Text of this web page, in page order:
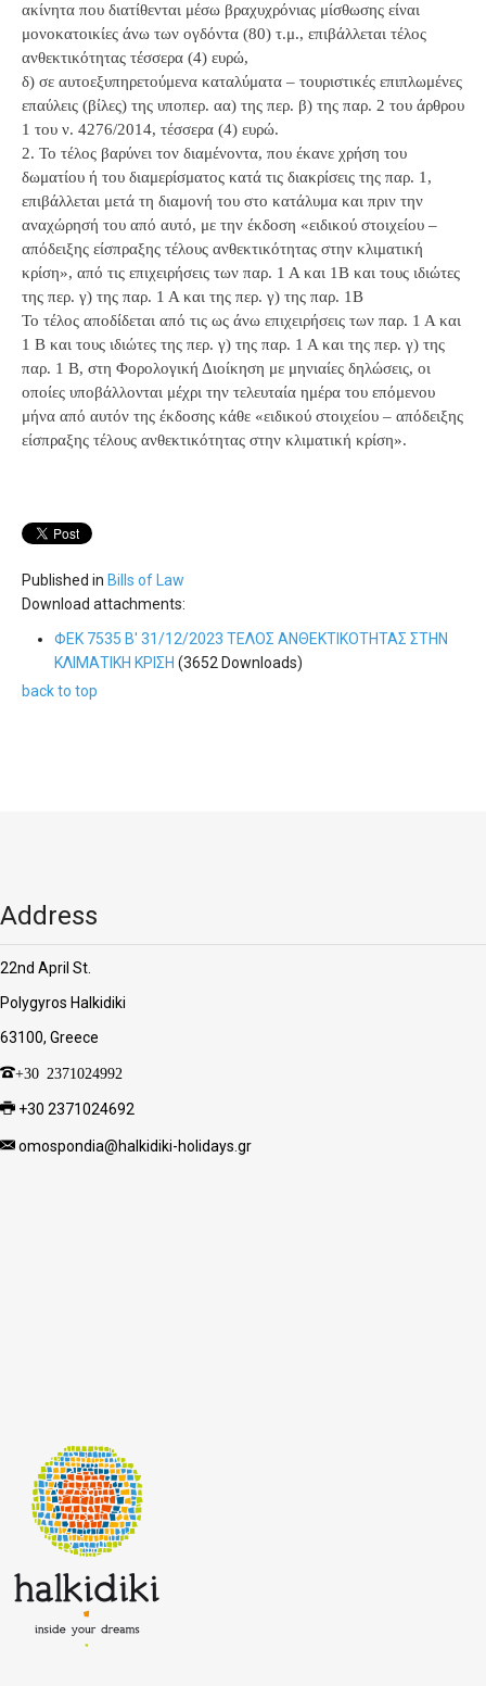
ακίνητα που διατίθενται μέσω βραχυχρόνιας μίσθωσης είναι
μονοκατοικίες άνω των ογδόντα (80) τ.μ., επιβάλλεται τέλος
ανθεκτικότητας τέσσερα (4) ευρώ,
δ) σε αυτοεξυπηρετούμενα καταλύματα – τουριστικές επιπλωμένες
επαύλεις (βίλες) της υποπερ. αα) της περ. β) της παρ. 2 του άρθρου
1 του ν. 4276/2014, τέσσερα (4) ευρώ.
2. Το τέλος βαρύνει τον διαμένοντα, που έκανε χρήση του
δωματίου ή του διαμερίσματος κατά τις διακρίσεις της παρ. 1,
επιβάλλεται μετά τη διαμονή του στο κατάλυμα και πριν την
αναχώρησή του από αυτό, με την έκδοση «ειδικού στοιχείου –
απόδειξης είσπραξης τέλους ανθεκτικότητας στην κλιματική
κρίση», από τις επιχειρήσεις των παρ. 1 Α και 1Β και τους ιδιώτες
της περ. γ) της παρ. 1 Α και της περ. γ) της παρ. 1Β
Το τέλος αποδίδεται από τις ως άνω επιχειρήσεις των παρ. 1 Α και
1 Β και τους ιδιώτες της περ. γ) της παρ. 1 Α και της περ. γ) της
παρ. 1 Β, στη Φορολογική Διοίκηση με μηνιαίες δηλώσεις, οι
οποίες υποβάλλονται μέχρι την τελευταία ημέρα του επόμενου
μήνα από αυτόν της έκδοσης κάθε «ειδικού στοιχείου – απόδειξης
είσπραξης τέλους ανθεκτικότητας στην κλιματική κρίση».
Published in Bills of Law
Download attachments:
ΦΕΚ 7535 Β' 31/12/2023 ΤΕΛΟΣ ΑΝΘΕΚΤΙΚΟΤΗΤΑΣ ΣΤΗΝ
ΚΛΙΜΑΤΙΚΗ ΚΡΙΣΗ (3652 Downloads)
back to top
Address
22nd April St.
Polygyros Halkidiki
63100, Greece
+30 2371024992
+30 2371024692
omospondia@halkidiki-holidays.gr